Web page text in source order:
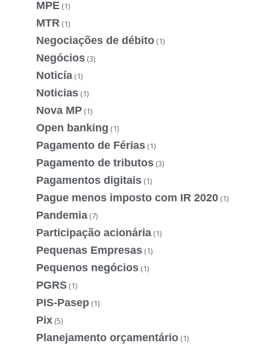
MPE (1)
MTR (1)
Negociações de débito (1)
Negócios (3)
Noticía (1)
Noticias (1)
Nova MP (1)
Open banking (1)
Pagamento de Férias (1)
Pagamento de tributos (3)
Pagamentos digitais (1)
Pague menos imposto com IR 2020 (1)
Pandemia (7)
Participação acionária (1)
Pequenas Empresas (1)
Pequenos negócios (1)
PGRS (1)
PIS-Pasep (1)
Pix (5)
Planejamento orçamentário (1)